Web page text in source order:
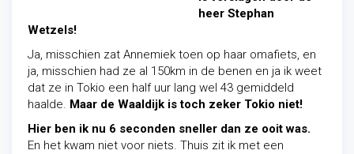
heer Stephan
Wetzels!
Ja, misschien zat Annemiek toen op haar omafiets, en
ja, misschien had ze al 150km in de benen en ja ik weet
dat ze in Tokio een half uur lang wel 43 gemiddeld
haalde. Maar de Waaldijk is toch zeker Tokio niet!
Hier ben ik nu 6 seconden sneller dan ze ooit was.
En het kwam niet voor niets. Thuis zit ik met een